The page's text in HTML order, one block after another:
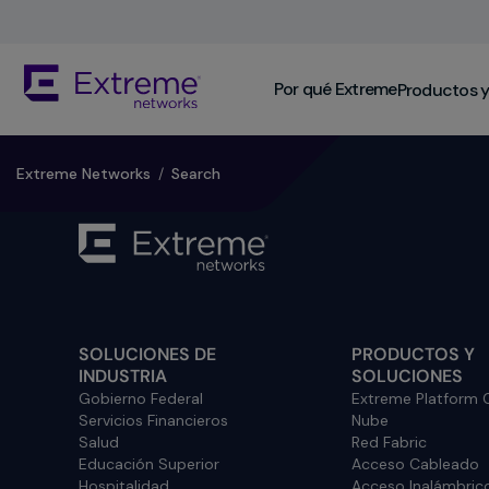
Content
keyboard
the
arrow
and
commands.
Arrow
keys
Por qué ExtremeProductos
​Extreme Networks / Search
SOLUCIONES DE
INDUSTRIA
Gobierno Federal
Servicios Financieros
Salud
Educación Superior
PRODUCTOS Y
SOLUCIONES
Extreme Platform
Nube
Red Fabric
Acceso Cableado